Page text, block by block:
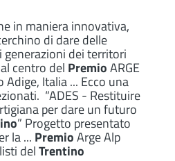
in maniera innovativa,
di dare delle
dei territori
centro del PremioARGE
Adige, Italia ... Ecco una
“ADES - Restituire
per dare un futuro
” Progetto presentato
la ... PremioArge Alp
delTrentino